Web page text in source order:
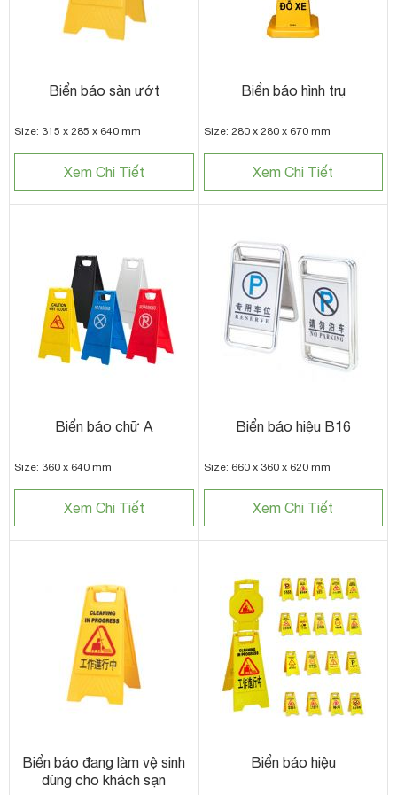
Biển báo sàn ướt
Size: 315 x 285 x 640 mm
Xem Chi Tiết
Biển báo hình trụ
Size: 280 x 280 x 670 mm
Xem Chi Tiết
Biển báo chữ A
Size: 360 x 640 mm
Xem Chi Tiết
Biển báo hiệu B16
Size: 660 x 360 x 620 mm
Xem Chi Tiết
Biển báo đang làm vệ sinh
dùng cho khách sạn
Biển báo hiệu